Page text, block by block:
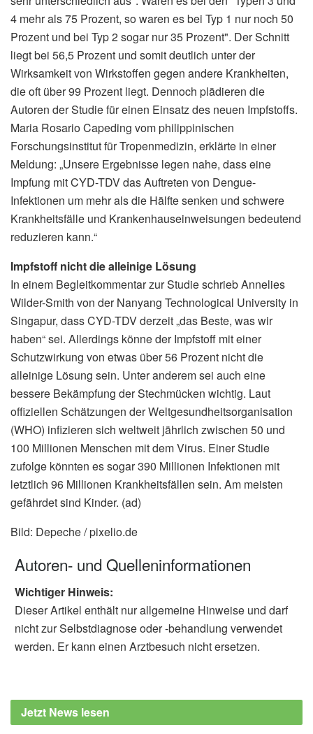
4 mehr als 75 Prozent, so waren es bei Typ 1 nur noch 50
Prozent und bei Typ 2 sogar nur 35 Prozent". Der Schnitt
liegt bei 56,5 Prozent und somit deutlich unter der
Wirksamkeit von Wirkstoffen gegen andere Krankheiten,
die oft über 99 Prozent liegt. Dennoch plädieren die
Autoren der Studie für einen Einsatz des neuen Impfstoffs.
Maria Rosario Capeding vom philippinischen
Forschungsinstitut für Tropenmedizin, erklärte in einer
Meldung: „Unsere Ergebnisse legen nahe, dass eine
Impfung mit CYD-TDV das Auftreten von Dengue-
Infektionen um mehr als die Hälfte senken und schwere
Krankheitsfälle und Krankenhauseinweisungen bedeutend
reduzieren kann.“
Impfstoff nicht die alleinige Lösung
In einem Begleitkommentar zur Studie schrieb Annelies
Wilder-Smith von der Nanyang Technological University in
Singapur, dass CYD-TDV derzeit „das Beste, was wir
haben“ sei. Allerdings könne der Impfstoff mit einer
Schutzwirkung von etwas über 56 Prozent nicht die
alleinige Lösung sein. Unter anderem sei auch eine
bessere Bekämpfung der Stechmücken wichtig. Laut
offiziellen Schätzungen der Weltgesundheitsorganisation
(WHO) infizieren sich weltweit jährlich zwischen 50 und
100 Millionen Menschen mit dem Virus. Einer Studie
zufolge könnten es sogar 390 Millionen Infektionen mit
letztlich 96 Millionen Krankheitsfällen sein. Am meisten
gefährdet sind Kinder. (ad)
Bild: Depeche / pixelio.de
Autoren- und Quelleninformationen
Wichtiger Hinweis:
Dieser Artikel enthält nur allgemeine Hinweise und darf
nicht zur Selbstdiagnose oder -behandlung verwendet
werden. Er kann einen Arztbesuch nicht ersetzen.
Jetzt News lesen